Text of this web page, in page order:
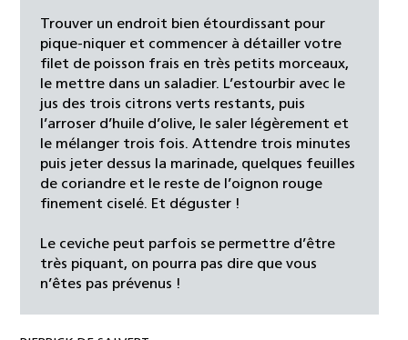
Trouver un endroit bien étourdissant pour
pique-niquer et commencer à détailler votre
filet de poisson frais en très petits morceaux,
le mettre dans un saladier. L’estourbir avec le
jus des trois citrons verts restants, puis
l’arroser d’huile d’olive, le saler légèrement et
le mélanger trois fois. Attendre trois minutes
puis jeter dessus la marinade, quelques feuilles
de coriandre et le reste de l’oignon rouge
finement ciselé. Et déguster !
Le ceviche peut parfois se permettre d’être
très piquant, on pourra pas dire que vous
n’êtes pas prévenus !